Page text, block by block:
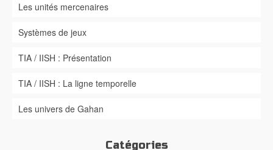
Les unités mercenaires
Systèmes de jeux
TIA / IISH : Présentation
TIA / IISH : La ligne temporelle
Les univers de Gahan
Catégories